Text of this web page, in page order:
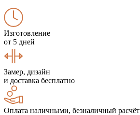
Изготовление
от 5 дней
Замер, дизайн
и доставка бесплатно
Оплата наличными, безналичный расчёт